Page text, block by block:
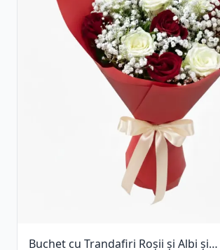
Buchet cu Trandafiri Roșii și Albi și